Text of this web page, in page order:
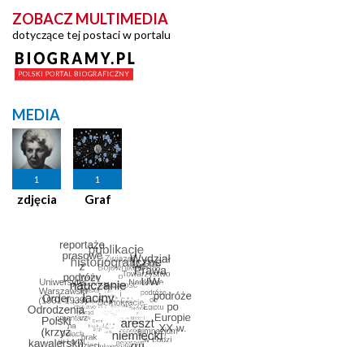
ZOBACZ MULTIMEDIA
dotyczące tej postaci w portalu
MEDIA
1
zdjęcia
1
Graf